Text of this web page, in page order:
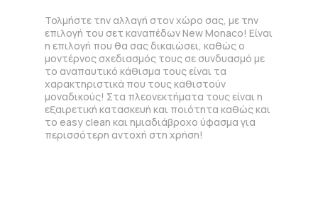
Τολμήστε την αλλαγή στον χώρο σας, με την
επιλογή του σετ καναπέδων New Monaco! Είναι
η επιλογή που θα σας δικαιώσει, καθώς ο
μοντέρνος σχεδιασμός τους σε συνδυασμό με
το αναπαυτικό κάθισμα τους είναι τα
χαρακτηριστικά που τους καθιστούν
μοναδικούς! Στα πλεονεκτήματα τους είναι η
εξαιρετική κατασκευή και ποιότητα καθώς και
το easy clean και ημιαδιάβροχο ύφασμα για
περισσότερη αντοχή στη χρήση!